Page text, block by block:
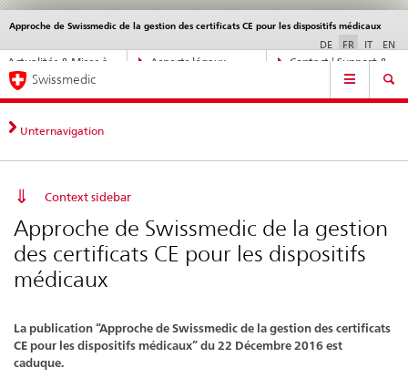
Navigation
directe:
actualités,
juridiques,
Actualités & Mises à
Aspects légaux,
Contact | Support &
Approche de Swissmedic de la gestion des certificats CE pour les dispositifs médicaux
DE FR IT EN
Service
Navigation
Swissmedic
Unternavigation
Context sidebar
Approche de Swissmedic de la gestion
des certificats CE pour les dispositifs
médicaux
La publication “Approche de Swissmedic de la gestion des certificats
CE pour les dispositifs médicaux” du 22 Décembre 2016 est
caduque.